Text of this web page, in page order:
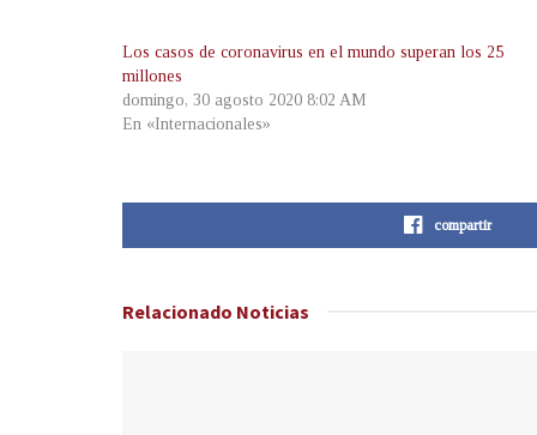
Los casos de coronavirus en el mundo superan los 25
millones
domingo, 30 agosto 2020 8:02 AM
En «Internacionales»
compartir
Relacionado Noticias